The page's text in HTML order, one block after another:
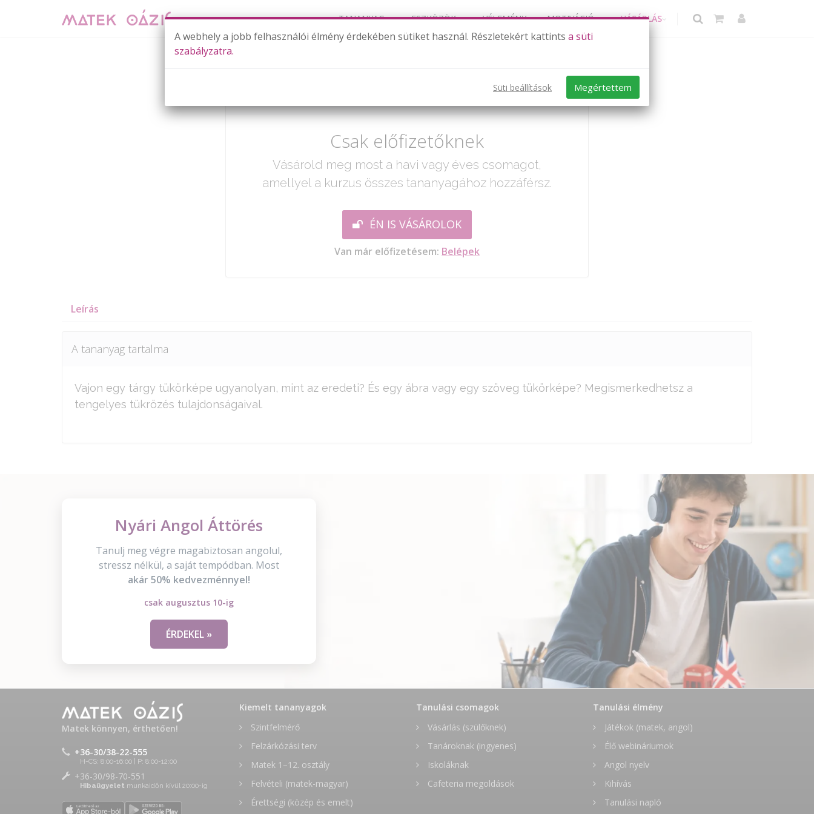
TANANYAG ESZKÖZÖK VÉLEMÉNY MOTIVÁCIÓ VÁSÁRLÁS
Csak előfizetőknek
Vásárold meg most a havi vagy éves csomagot,
amellyel a kurzus összes tananyagához hozzáférsz.
ÉN IS VÁSÁROLOK
Van már előfizetésem: Belépek
Leírás
A tananyag tartalma
Vajon egy tárgy tükörképe ugyanolyan, mint az eredeti? És egy ábra vagy egy szöveg tükörképe? Megismerkedhetsz a
tengelyes tükrözés tulajdonságaival.
Nyári Angol Áttörés
Tanulj meg végre magabiztosan angolul,
stressz nélkül, a saját tempódban. Most
akár 50% kedvezménnyel!
csak augusztus 10-ig
ÉRDEKEL »
Matek könnyen, érthetően!
+36-30/38-22-555
H-CS: 8:00-16:00 | P: 8:00-12:00
+36-30/98-70-551
Hibaügyelet munkaidőn kívül 20:00-ig
Kiemelt tananyagok
Szintfelmérő
Felzárkózási terv
Matek 1–12. osztály
Felvételi (matek-magyar)
Érettségi (közép és emelt)
Tanulási csomagok
Vásárlás (szülőknek)
Tanároknak (ingyenes)
Iskoláknak
Cafeteria megoldások
Tanulási élmény
Játékok (matek, angol)
Élő webináriumok
Angol nyelv
Kihívás
Tanulási napló
A webhely a jobb felhasználói élmény érdekében sütiket használ. Részletekért kattints a süti
szabályzatra.
Süti beállítások Megértettem